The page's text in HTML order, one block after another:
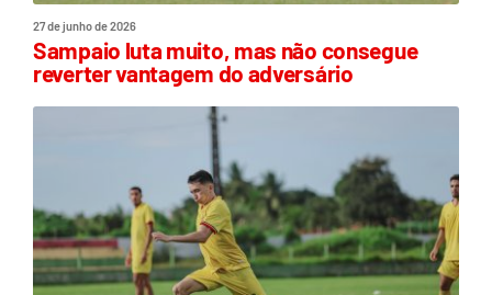
27 de junho de 2026
Sampaio luta muito, mas não consegue
reverter vantagem do adversário